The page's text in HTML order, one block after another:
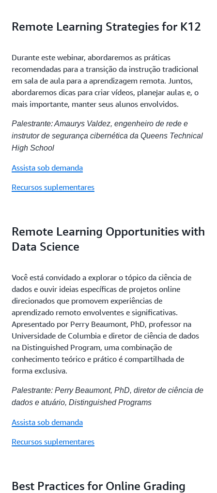
Remote Learning Strategies for K12
Durante este webinar, abordaremos as práticas
recomendadas para a transição da instrução tradicional
em sala de aula para a aprendizagem remota. Juntos,
abordaremos dicas para criar vídeos, planejar aulas e, o
mais importante, manter seus alunos envolvidos.
Palestrante: Amaurys Valdez, engenheiro de rede e
instrutor de segurança cibernética da Queens Technical
High School
Assista sob demanda
Recursos suplementares
Remote Learning Opportunities with
Data Science
Você está convidado a explorar o tópico da ciência de
dados e ouvir ideias específicas de projetos online
direcionados que promovem experiências de
aprendizado remoto envolventes e significativas.
Apresentado por Perry Beaumont, PhD, professor na
Universidade de Columbia e diretor de ciência de dados
na Distinguished Program, uma combinação de
conhecimento teórico e prático é compartilhada de
forma exclusiva.
Palestrante: Perry Beaumont, PhD, diretor de ciência de
dados e atuário, Distinguished Programs
Assista sob demanda
Recursos suplementares
Best Practices for Online Grading